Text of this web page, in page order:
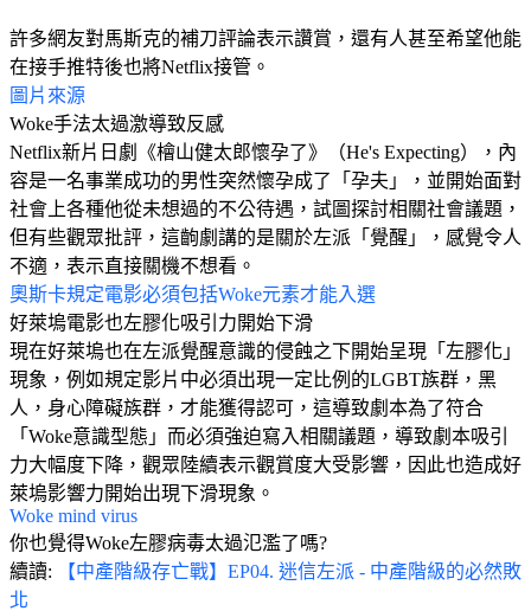
許多網友對馬斯克的補刀評論表示讚賞，還有人甚至希望他能
在接手推特後也將Netflix接管。
圖片來源
Woke手法太過激導致反感
Netflix新片日劇《檜山健太郎懷孕了》（He's Expecting），內
容是一名事業成功的男性突然懷孕成了「孕夫」，並開始面對
社會上各種他從未想過的不公待遇，試圖探討相關社會議題，
但有些觀眾批評，這齣劇講的是關於左派「覺醒」，感覺令人
不適，表示直接關機不想看。
奧斯卡規定電影必須包括Woke元素才能入選
好萊塢電影也左膠化吸引力開始下滑
現在好萊塢也在左派覺醒意識的侵蝕之下開始呈現「左膠化」
現象，例如規定影片中必須出現一定比例的LGBT族群，黑
人，身心障礙族群，才能獲得認可，這導致劇本為了符合
「Woke意識型態」而必須強迫寫入相關議題，導致劇本吸引
力大幅度下降，觀眾陸續表示觀賞度大受影響，因此也造成好
萊塢影響力開始出現下滑現象。
Woke mind virus
你也覺得Woke左膠病毒太過氾濫了嗎?
續讀:
【中產階級存亡戰】EP04. 迷信左派 - 中產階級的必然敗
北